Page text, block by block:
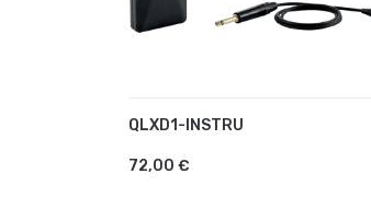
QLXD1-INSTRU
72,00 €